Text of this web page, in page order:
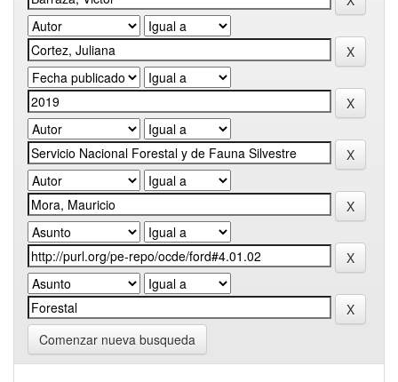
Comenzar nueva busqueda